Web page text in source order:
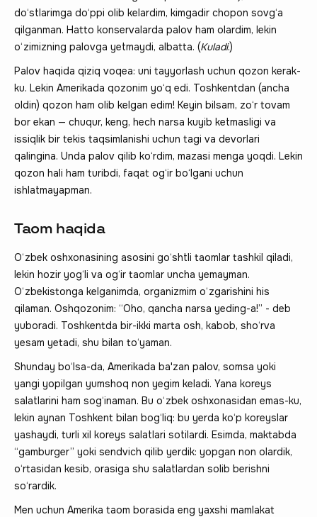
do‘stlarimga do‘ppi olib kelardim, kimgadir chopon sovg‘a
qilganman. Hatto konservalarda palov ham olardim, lekin
o‘zimizning palovga yetmaydi, albatta. (Kuladi.)
Palov haqida qiziq voqea: uni tayyorlash uchun qozon kerak-
ku. Lekin Amerikada qozonim yo‘q edi. Toshkentdan (ancha
oldin) qozon ham olib kelgan edim! Keyin bilsam, zo‘r tovam
bor ekan — chuqur, keng, hech narsa kuyib ketmasligi va
issiqlik bir tekis taqsimlanishi uchun tagi va devorlari
qalingina. Unda palov qilib ko‘rdim, mazasi menga yoqdi. Lekin
qozon hali ham turibdi, faqat og‘ir bo‘lgani uchun
ishlatmayapman.
Taom haqida
O‘zbek oshxonasining asosini go‘shtli taomlar tashkil qiladi,
lekin hozir yog‘li va og‘ir taomlar uncha yemayman.
O‘zbekistonga kelganimda, organizmim o‘zgarishini his
qilaman. Oshqozonim: “Oho, qancha narsa yeding-a!” - deb
yuboradi. Toshkentda bir-ikki marta osh, kabob, sho‘rva
yesam yetadi, shu bilan to‘yaman.
Shunday bo‘lsa-da, Amerikada ba'zan palov, somsa yoki
yangi yopilgan yumshoq non yegim keladi. Yana koreys
salatlarini ham sog‘inaman. Bu o‘zbek oshxonasidan emas-ku,
lekin aynan Toshkent bilan bog‘liq: bu yerda ko‘p koreyslar
yashaydi, turli xil koreys salatlari sotilardi. Esimda, maktabda
“gamburger” yoki sendvich qilib yerdik: yopgan non olardik,
o‘rtasidan kesib, orasiga shu salatlardan solib berishni
so‘rardik.
Men uchun Amerika taom borasida eng yaxshi mamlakat